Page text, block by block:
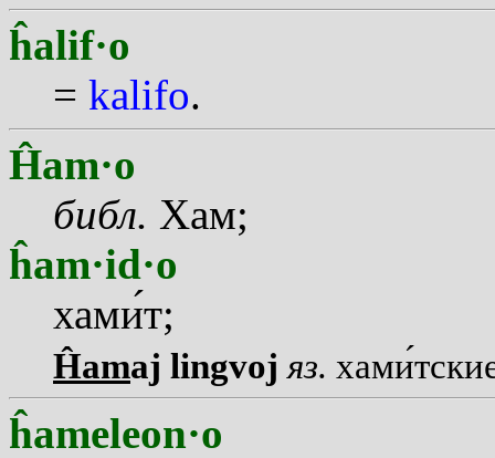
ĥalif·o
= kalifo.
Ĥam·o
библ. Хам;
ĥam·id·o
хамит;
Ĥamaj lingvoj яз. хами
ĥameleon·o